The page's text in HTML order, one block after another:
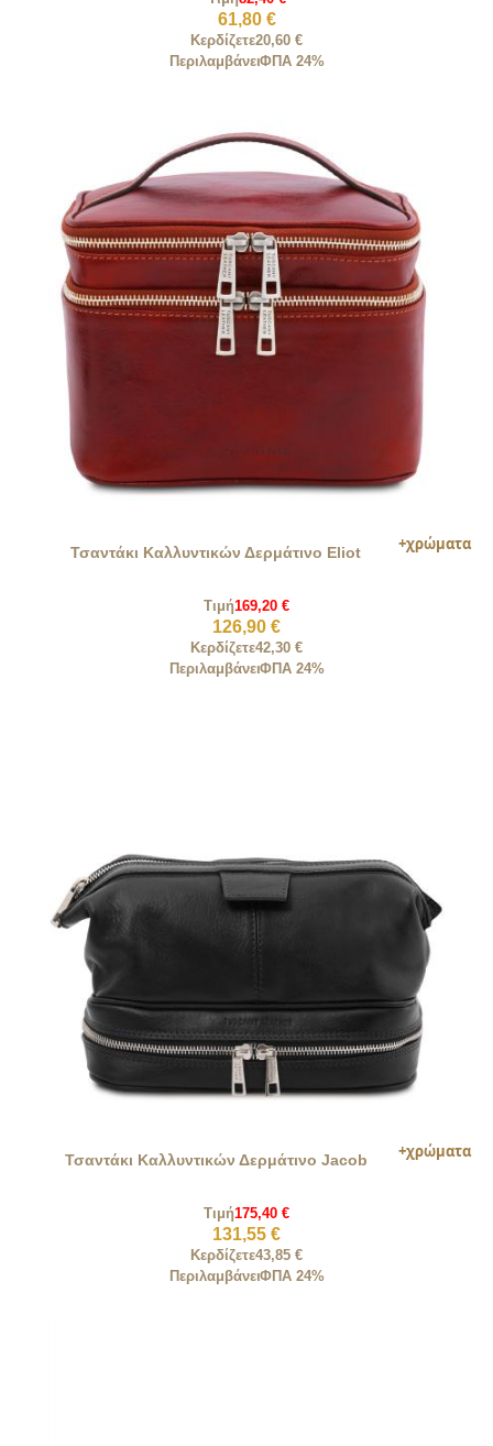
61,80 €
Κερδίζετε20,60 €
ΠεριλαμβάνειΦΠΑ 24%
Τσαντάκι Καλλυντικών Δερμάτινο Eliot
Τιμή169,20 €
126,90 €
Κερδίζετε42,30 €
ΠεριλαμβάνειΦΠΑ 24%
Τσαντάκι Καλλυντικών Δερμάτινο Jacob
Τιμή175,40 €
131,55 €
Κερδίζετε43,85 €
ΠεριλαμβάνειΦΠΑ 24%